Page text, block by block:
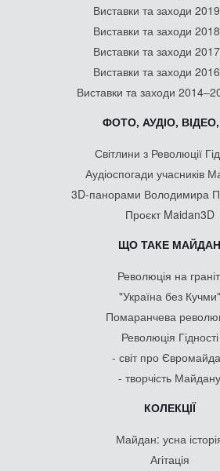
Виставки та заходи
Виставки та заходи
Виставки та заходи
Виставки та заходи
Виставки та заходи
ФОТО, АУДІО, ВІДЕО,
Світлини з Революції
Аудіоспогади учасників
3D-панорами Володимира
Проєкт Maidan3D
ЩО ТАКЕ МАЙДАН
Революція на
"Україна без Кучми"
Помаранчева
Революція Гідності
- світ про
- творчість Майдану
КОЛЕКЦІЇ
Майдан: усна
Агітація